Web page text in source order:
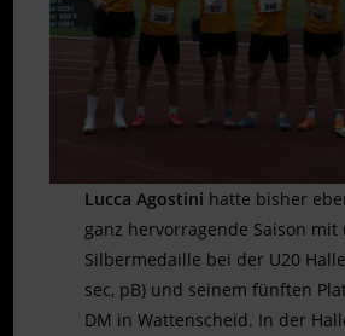
Lucca Agostini hatte bisher
ganz hervorragende Saison mit
Silbermedaille bei der U20
sec, pB) und seinem fünften
DM in Wattenscheid. In der